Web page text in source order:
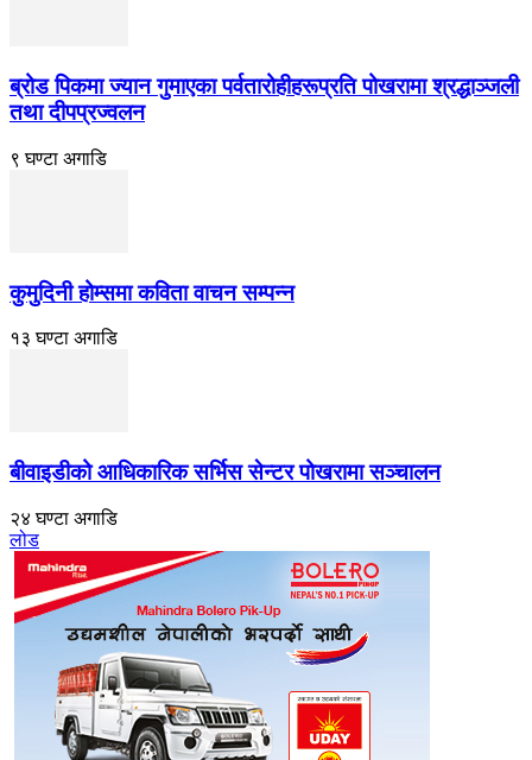
ब्रोड पिकमा ज्यान गुमाएका पर्वतारोहीहरूप्रति पोखरामा श्रद्धाञ्जली
तथा दीपप्रज्वलन
९ घण्टा अगाडि
कुमुदिनी होम्समा कविता वाचन सम्पन्न
१३ घण्टा अगाडि
बीवाइडीको आधिकारिक सर्भिस सेन्टर पोखरामा सञ्चालन
२४ घण्टा अगाडि
लोड